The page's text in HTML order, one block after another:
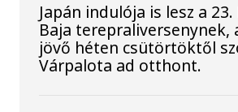
Japán indulója is lesz a
Baja terepraliversenynek,
jövő héten csütörtöktől
Várpalota ad otthont.